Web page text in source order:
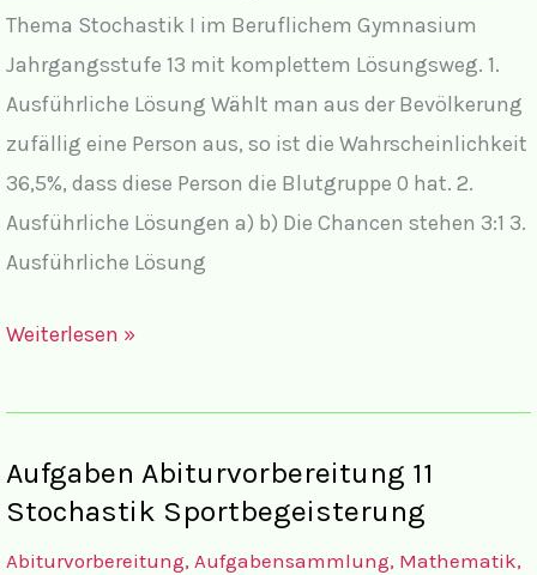
Thema Stochastik I im Beruflichem Gymnasium
Jahrgangsstufe 13 mit komplettem Lösungsweg. 1.
Ausführliche Lösung Wählt man aus der Bevölkerung
zufällig eine Person aus, so ist die Wahrscheinlichkeit
36,5%, dass diese Person die Blutgruppe 0 hat. 2.
Ausführliche Lösungen a) b) Die Chancen stehen 3:1 3.
Ausführliche Lösung
Lösungen
Stochastik
Weiterlesen »
Aufgaben Abiturvorbereitung 11
Stochastik Sportbegeisterung
Abiturvorbereitung, Aufgabensammlung, Mathematik,